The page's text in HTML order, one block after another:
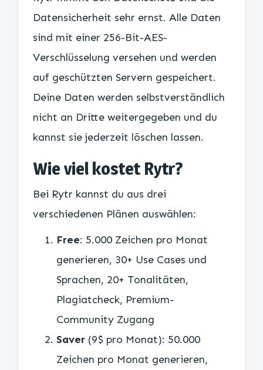
Datensicherheit sehr ernst. Alle Daten
sind mit einer 256-Bit-AES-
Verschlüsselung versehen und werden
auf geschützten Servern gespeichert.
Deine Daten werden selbstverständlich
nicht an Dritte weitergegeben und du
kannst sie jederzeit löschen lassen.
Wie viel kostet Rytr?
Bei Rytr kannst du aus drei
verschiedenen Plänen auswählen:
Free: 5.000 Zeichen pro Monat
generieren, 30+ Use Cases und
Sprachen, 20+ Tonalitäten,
Plagiatcheck, Premium-
Community Zugang
Saver (9$ pro Monat): 50.000
Zeichen pro Monat generieren,